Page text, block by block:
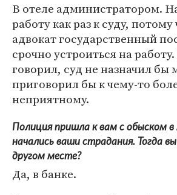
В отеле администратором.
работу как раз к суду,
адвокат государственный
срочно устроиться на
говорил, суд не назначил
приговорил бы к чему-то
неприятному.
Полиция пришла к вам с обыском
начались ваши страдания. Тогда
другом месте?
Да, в банке.